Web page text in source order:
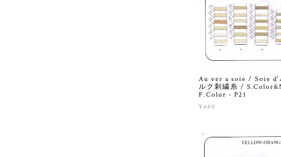
Au ver a soie / Soie
ルク刺繍糸 /
F.Color - P21
¥660